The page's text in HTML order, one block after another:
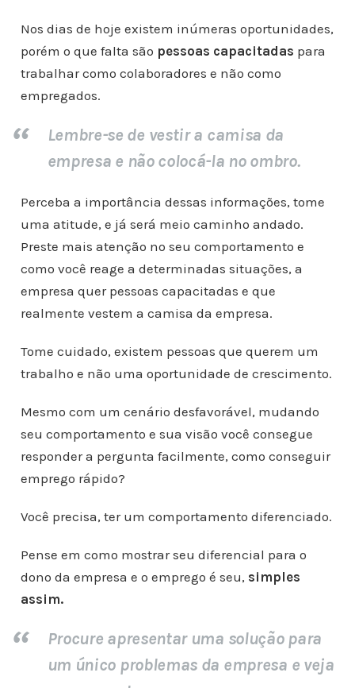
Nos dias de hoje existem inúmeras oportunidades,
porém o que falta são pessoas capacitadas para
trabalhar como colaboradores e não como
empregados.
Lembre-se de vestir a camisa da
empresa e não colocá-la no ombro.
Perceba a importância dessas informações, tome
uma atitude, e já será meio caminho andado.
Preste mais atenção no seu comportamento e
como você reage a determinadas situações, a
empresa quer pessoas capacitadas e que
realmente vestem a camisa da empresa.
Tome cuidado, existem pessoas que querem um
trabalho e não uma oportunidade de crescimento.
Mesmo com um cenário desfavorável, mudando
seu comportamento e sua visão você consegue
responder a pergunta facilmente, como conseguir
emprego rápido?
Você precisa, ter um comportamento diferenciado.
Pense em como mostrar seu diferencial para o
dono da empresa e o emprego é seu, simples
assim.
Procure apresentar uma solução para
um único problemas da empresa e veja